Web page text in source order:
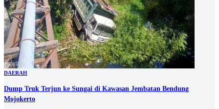
DAERAH
Dump Truk Terjun ke Sungai di Kawasan Jembatan Bendung
Mojokerto